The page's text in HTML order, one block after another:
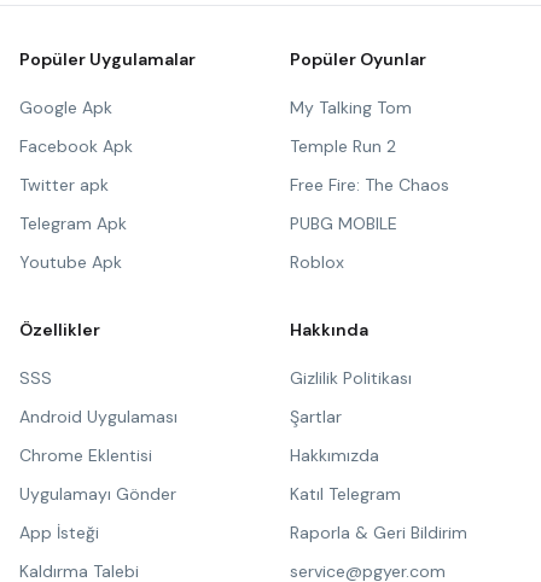
Popüler Uygulamalar
Google Apk
Facebook Apk
Twitter apk
Telegram Apk
Youtube Apk
Popüler Oyunlar
My Talking Tom
Temple Run 2
Free Fire: The Chaos
PUBG MOBILE
Roblox
Özellikler
SSS
Android Uygulaması
Chrome Eklentisi
Uygulamayı Gönder
App İsteği
Kaldırma Talebi
Hakkında
Gizlilik Politikası
Şartlar
Hakkımızda
Katıl Telegram
Raporla & Geri Bildirim
service@pgyer.com